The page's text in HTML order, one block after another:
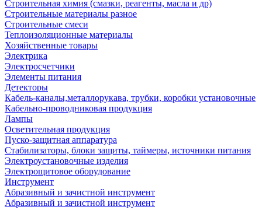
Строительная химия (смазки, реагенты, масла и др)
Строительные материалы разное
Строительные смеси
Теплоизоляционные материалы
Хозяйственные товары
Электрика
Электросчетчики
Элементы питания
Детекторы
Кабель-каналы,металлорукава, трубки, коробки установочные
Кабельно-проводниковая продукция
Лампы
Осветительная продукция
Пуско-защитная аппаратура
Стабилизаторы, блоки защиты, таймеры, источники питания
Электроустановочные изделия
Электрощитовое оборудование
Инструмент
Абразивный и зачистной инструмент
Абразивный и зачистной инструмент